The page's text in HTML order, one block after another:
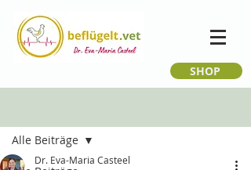
SHOP
Alle Beiträge
Dr. Eva-Maria Casteel